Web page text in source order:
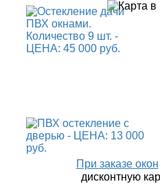
При заказе окон
дисконтную